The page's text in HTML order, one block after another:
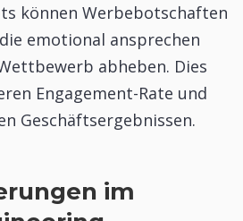
können Werbebotschaften
emotional ansprechen
abheben. Dies
Engagement-Rate und
Geschäftsergebnissen.
im